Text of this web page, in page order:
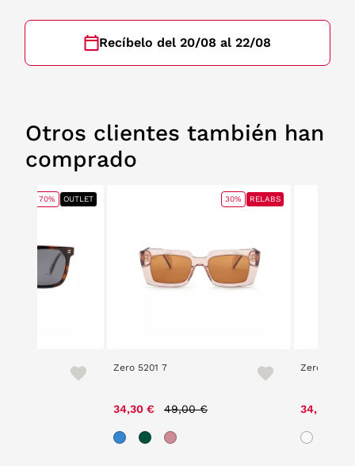
Recíbelo del 20/08 al 22/08
Otros clientes también han
comprado
70% OUTLET
Zero 5201 7
34,30 € 49,00 €
30% RELABS
Zero 5201 3
34,30 €